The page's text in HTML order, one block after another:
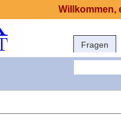
Fragen
Willkommen,